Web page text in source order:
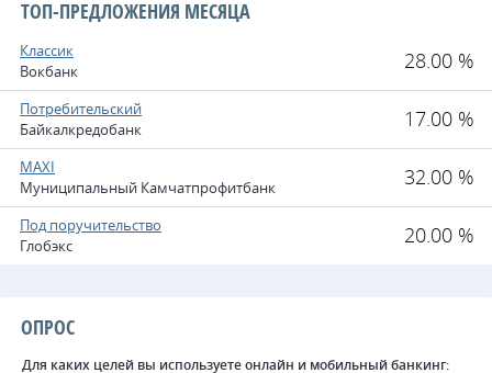
ТОП-ПРЕДЛОЖЕНИЯ МЕСЯЦА
Классик
Вокбанк
28.00 %
Потребительский
Байкалкредобанк
17.00 %
MAXI
Муниципальный Камчатпрофитбанк
32.00 %
Под поручительство
Глобэкс
20.00 %
ОПРОС
Для каких целей вы используете онлайн и мобильный банкинг: